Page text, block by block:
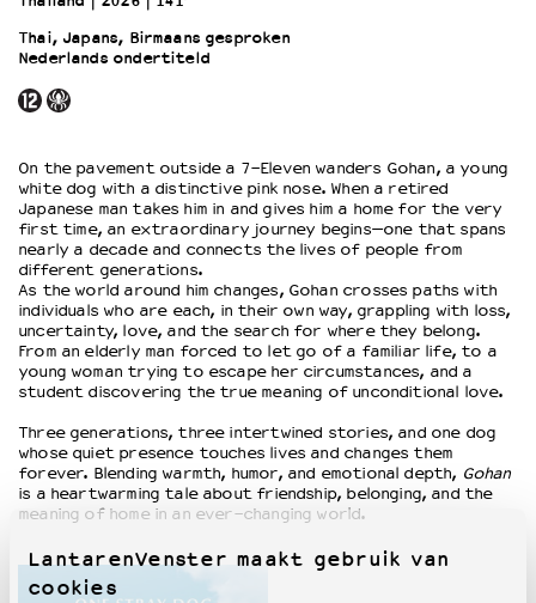
LantarenVenster maakt gebruik van
cookies
OVER LANTARENVENSTER
Wat we doen
Word vriend
Historie
Partners
Huisregels
Privacyverklaring
Integriteits- en gedragscode
Duurzaamheid
Culturele boycot Israël
Ruimte voor artistieke vrijheid – VNPF
Thai, Japans, Birmaans gesproken
Nederlands ondertiteld
On the pavement outside a 7-Eleven wanders Gohan, a young
white dog with a distinctive pink nose. When a retired
Japanese man takes him in and gives him a home for the very
first time, an extraordinary journey begins—one that spans
nearly a decade and connects the lives of people from
different generations.
As the world around him changes, Gohan crosses paths with
individuals who are each, in their own way, grappling with loss,
uncertainty, love, and the search for where they belong.
From an elderly man forced to let go of a familiar life, to a
young woman trying to escape her circumstances, and a
student discovering the true meaning of unconditional love.
Three generations, three intertwined stories, and one dog
whose quiet presence touches lives and changes them
forever. Blending warmth, humor, and emotional depth, Gohan
is a heartwarming tale about friendship, belonging, and the
meaning of home in an ever-changing world.